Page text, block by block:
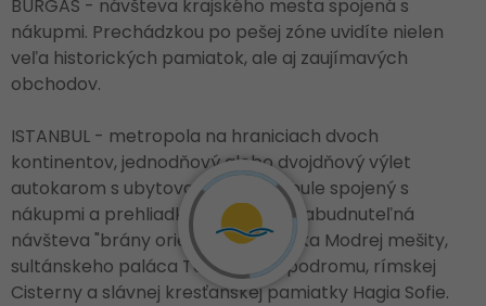
BURGAS - návšteva krajského mesta spojená s
nákupmi. Prechádzkou po pešej zóne uvidíte nielen
veľa historických pamiatok, ale aj zaujímavých
obchodov.
ISTANBUL - metropola na hraniciach dvoch
kontinentov, jednodňový alebo dvojdňový výlet
autokarom s ubytovaním v Istanbule spojený s
nákupmi a prehliadkou mesta. Nezabudnuteľná
návšteva "brány orientu", prehliadka Modrej mešity,
sultánskeho paláca Topkapi a Hipodromu, rímskej
Cisterny a slávnej kresťanskej pamiatky Hagia Sofie.